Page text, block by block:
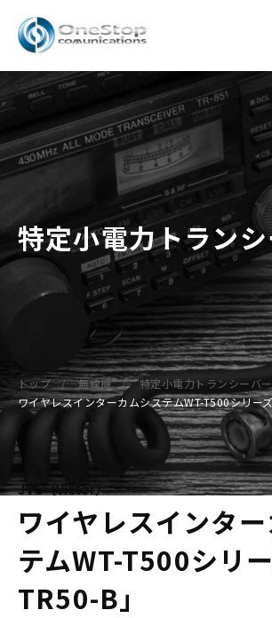
特定小電力トラン
トップ 無線機
特定小電力トランシーバー
ワイヤレスインターカムシステムWT-T500シリー
JVC（Victor）
ワイヤレスインタ
テムWT-T500シリ
TR50-B」